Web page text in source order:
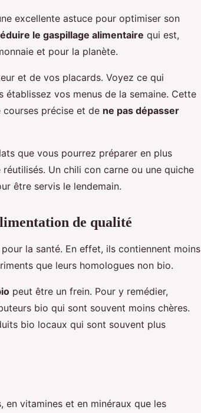
excellente astuce pour optimiser son
le gaspillage alimentaire qui est,
et pour la planète.
et de vos placards. Voyez ce qui
vos menus de la semaine. Cette
précise et de ne pas dépasser
que vous pourrez préparer en plus
Un chili con carne ou une quiche
être servis le lendemain.
de qualité
la santé. En effet, ils contiennent moins
que leurs homologues non bio.
peut être un frein. Pour y remédier,
bio qui sont souvent moins chères.
bio locaux qui sont souvent plus
vitamines et en minéraux que les